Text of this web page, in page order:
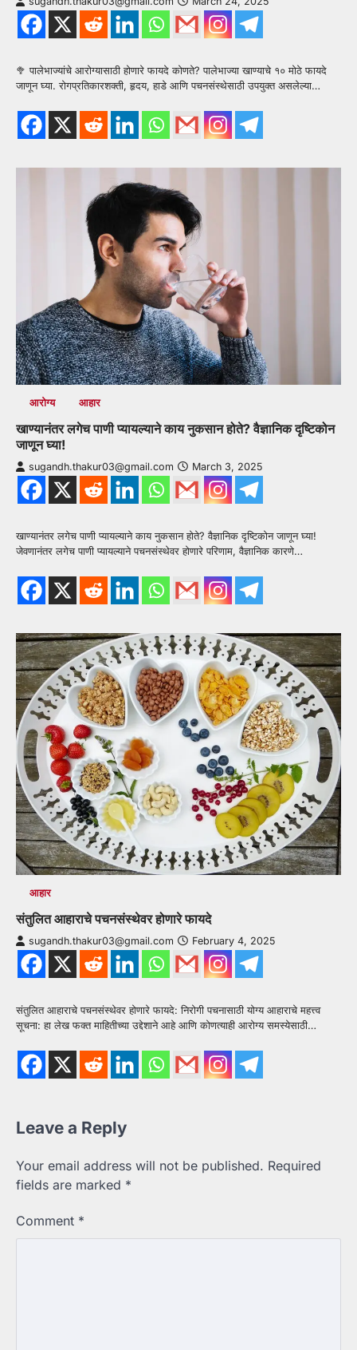
🥦 पालेभाज्यांचे आरोग्यासाठी होणारे फायदे कोणते? पालेभाज्या खाण्याचे १० मोठे फायदे
जाणून घ्या. रोगप्रतिकारशक्ती, हृदय, हाडे आणि पचनसंस्थेसाठी उपयुक्त असलेल्या…
आरोग्य आहार
खाण्यानंतर लगेच पाणी प्यायल्याने काय नुकसान होते? वैज्ञानिक दृष्टिकोन
जाणून घ्या!
sugandh.thakur03@gmail.com March 3, 2025
खाण्यानंतर लगेच पाणी प्यायल्याने काय नुकसान होते? वैज्ञानिक दृष्टिकोन जाणून घ्या!
जेवणानंतर लगेच पाणी प्यायल्याने पचनसंस्थेवर होणारे परिणाम, वैज्ञानिक कारणे…
आहार
संतुलित आहाराचे पचनसंस्थेवर होणारे फायदे
sugandh.thakur03@gmail.com February 4, 2025
संतुलित आहाराचे पचनसंस्थेवर होणारे फायदे: निरोगी पचनासाठी योग्य आहाराचे महत्त्व
सूचना: हा लेख फक्त माहितीच्या उद्देशाने आहे आणि कोणत्याही आरोग्य समस्येसाठी…
Leave a Reply
Your email address will not be published. Required
fields are marked *
Comment *